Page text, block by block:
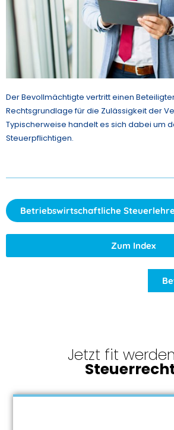
Der Bevollmächtigte vertritt einen
Rechtsgrundlage für die Zulässigkeit der
Typischerweise handelt es sich dabei um
Steuerpflichtigen.
Betriebswirtschaftliche
Zum Index
Jetzt fit